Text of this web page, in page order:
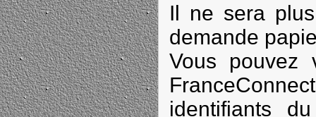
Il ne sera
demande
Vous pouvez
identifiants